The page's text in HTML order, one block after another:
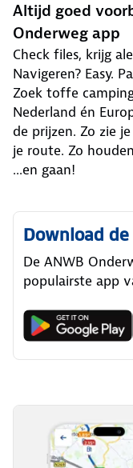
Altijd goed
Onderweg app
Check files, krijg
Navigeren? Easy.
Zoek toffe
Nederland én
de prijzen. Zo zie
je route. Zo
...en gaan!
Download
De ANWB
populairste app